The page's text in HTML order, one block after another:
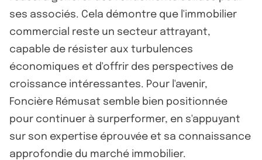
ses associés. Cela démontre que l'immobilier
commercial reste un secteur attrayant,
capable de résister aux turbulences
économiques et d'offrir des perspectives de
croissance intéressantes. Pour l'avenir,
Foncière Rémusat semble bien positionnée
pour continuer à surperformer, en s'appuyant
sur son expertise éprouvée et sa connaissance
approfondie du marché immobilier.